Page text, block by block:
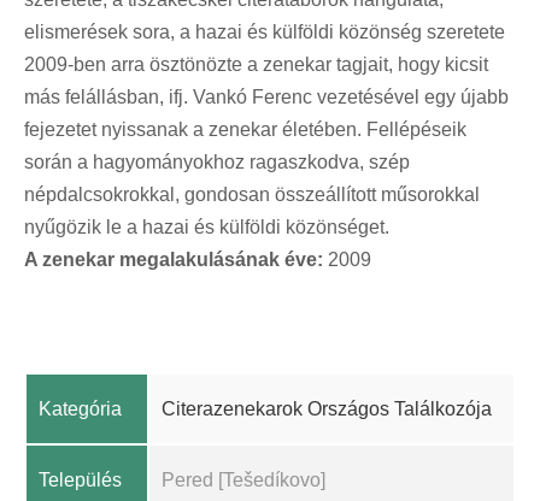
elismerések sora, a hazai és külföldi közönség szeretete
2009-ben arra ösztönözte a zenekar tagjait, hogy kicsit
más felállásban, ifj. Vankó Ferenc vezetésével egy újabb
fejezetet nyissanak a zenekar életében. Fellépéseik
során a hagyományokhoz ragaszkodva, szép
népdalcsokrokkal, gondosan összeállított műsorokkal
nyűgözik le a hazai és külföldi közönséget.
A zenekar megalakulásának éve: 2009
Kategória Citerazenekarok Országos Találkozója
Település Pered [Tešedíkovo]